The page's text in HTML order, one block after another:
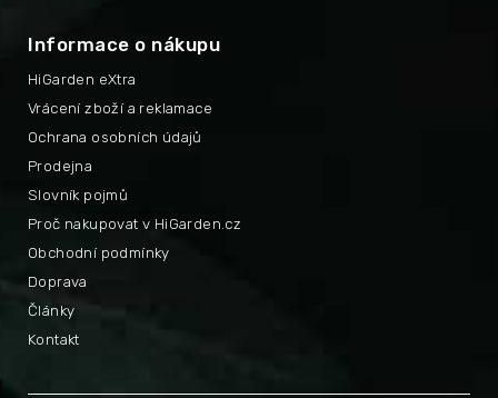
Informace o nákupu
HiGarden eXtra
Proč nakupovat v HiGarden.cz
Vrácení zboží a reklamace
Obchodní podmínky
Ochrana osobních údajů
Doprava
Prodejna
Články
Slovník pojmů
Kontakt